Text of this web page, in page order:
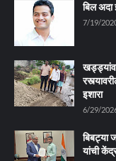
बिल अदा
7/19/
खड्ड्यांवर
इशारा
6/29/
बिबट्या
यांची